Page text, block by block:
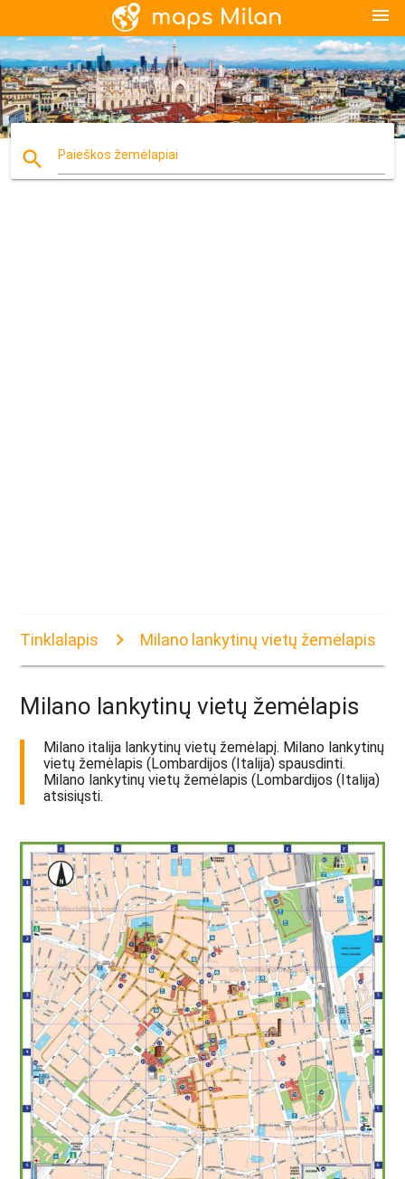
menu
search Paieškos žemėlapiai
Tinklalapis Milano lankytinų vietų žemėlapis
Milano lankytinų vietų žemėlapis
Milano italija lankytinų vietų žemėlapį. Milano lankytinų
vietų žemėlapis (Lombardijos (Italija) spausdinti.
Milano lankytinų vietų žemėlapis (Lombardijos (Italija)
atsisiųsti.